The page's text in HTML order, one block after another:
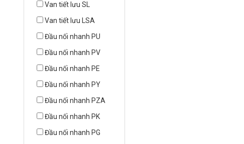
Van tiết lưu SL
Van tiết lưu LSA
Đầu nối nhanh PU
Đầu nối nhanh PV
Đầu nối nhanh PE
Đầu nối nhanh PY
Đầu nối nhanh PZA
Đầu nối nhanh PK
Đầu nối nhanh PG